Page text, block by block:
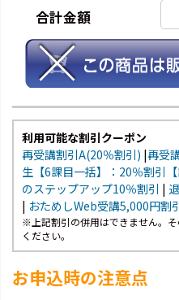
合計金額
利用可能な割引クーポン
再受講割引A(20％割引) |再受
生【6課目一括】：20％割引
のステップアップ10％割引 |
| おためしWeb受講5,000円割
※上記割引の併用はできません。
ください。
お申込時の注意点